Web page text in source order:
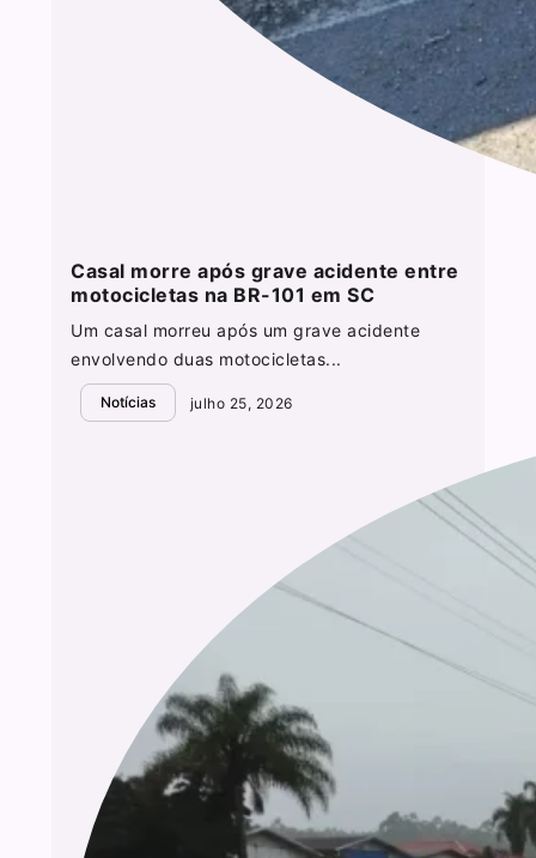
Casal morre após grave acidente entre
motocicletas na BR-101 em SC
Um casal morreu após um grave acidente
envolvendo duas motocicletas...
Notícias julho 25, 2026